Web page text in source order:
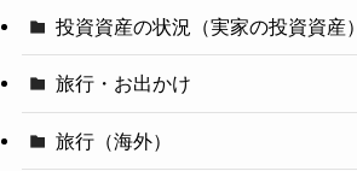
投資資産の状況（実家の投資資産）
旅行・お出かけ
旅行（海外）